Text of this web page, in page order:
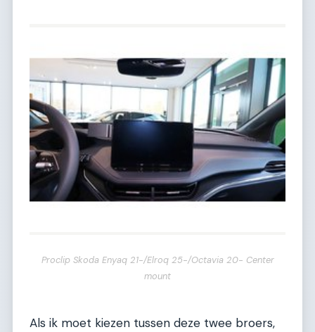
Proclip Skoda Enyaq 21-/Elroq 25-/Octavia 20- Center
mount
Als ik moet kiezen tussen deze twee broers,